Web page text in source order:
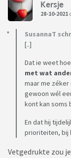
Kersje
28-10-2021
SusannaT
[..]
Dat ie weet
met wat
maar me
gewoon wél
kont kan soms
En dat hij
prioriteiten, bij
Vetgedrukte zou